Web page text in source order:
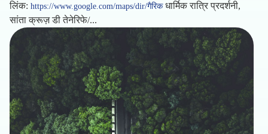
लिंक: https://www.google.com/maps/dir/गैरिकधार्मिक रात्रि प्रदर्शनी,
सांता क्रूज़ डी तेनेरिफे/...